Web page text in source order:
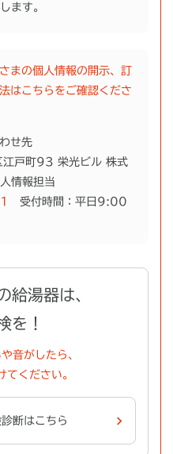
ます。
まの個人情報の開示、訂
はこちらをご確認くださ
せ先
戸町93 栄光ビル 株式
情報担当
受付時間：平日9:00
給湯器は、
を！
音がしたら、
てください。
断はこちら